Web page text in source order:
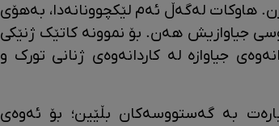
هاوکات لەگەڵ ئەم لێکچوونانەدا، بەهۆی
جیاوازیش هەن. بۆ نموونە کاتێک ژنێکی
جیاوازە لە کاردانەوەی ژنانی تورک و
بە گەستووسەکان بڵێین؛ بۆ ئەوەی